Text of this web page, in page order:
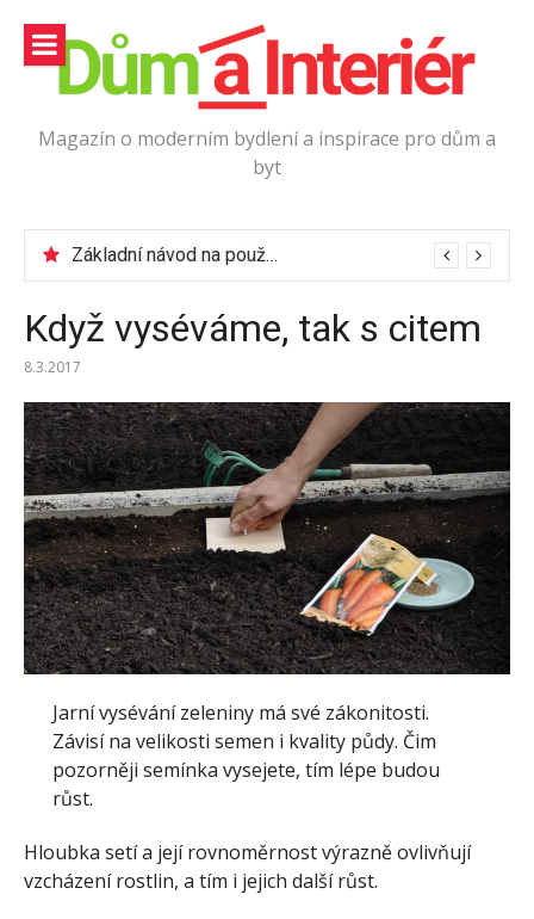
obsah
Magazín o moderním bydlení a inspirace pro dům a
byt
Základní návod na používání elektrické vrtačky
Jak vybrat podlahové lišty?
Když vyséváme, tak s citem
8.3.2017
Jarní vysévání zeleniny má své zákonitosti.
Závisí na velikosti semen i kvality půdy. Čim
pozorněji semínka vysejete, tím lépe budou
růst.
Hloubka setí a její rovnoměrnost výrazně ovlivňují
vzcházení rostlin, a tím i jejich další růst.